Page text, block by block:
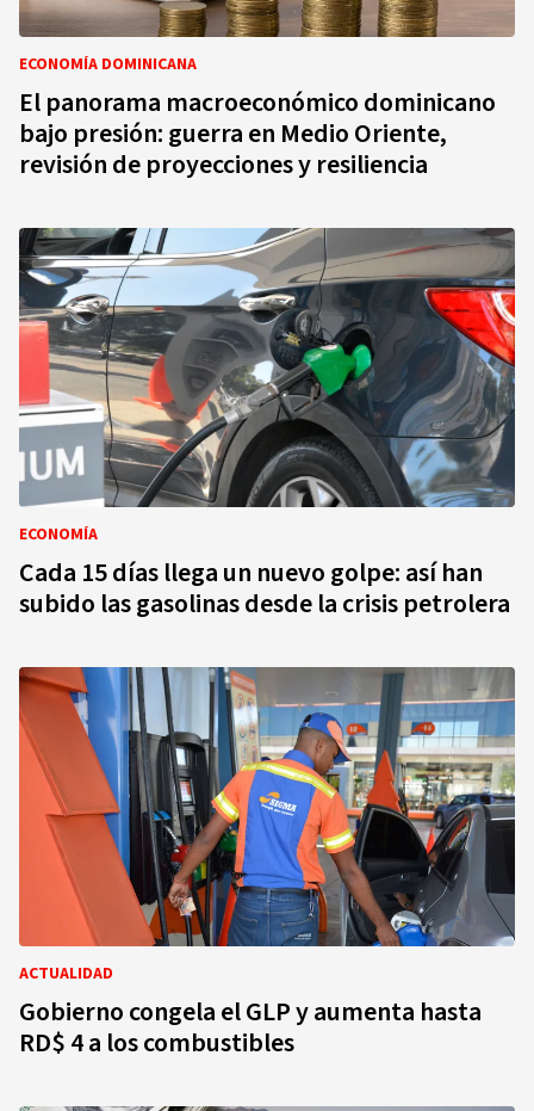
ECONOMÍA DOMINICANA
El panorama macroeconómico dominicano
bajo presión: guerra en Medio Oriente,
revisión de proyecciones y resiliencia
ECONOMÍA
Cada 15 días llega un nuevo golpe: así han
subido las gasolinas desde la crisis petrolera
ACTUALIDAD
Gobierno congela el GLP y aumenta hasta
RD$ 4 a los combustibles